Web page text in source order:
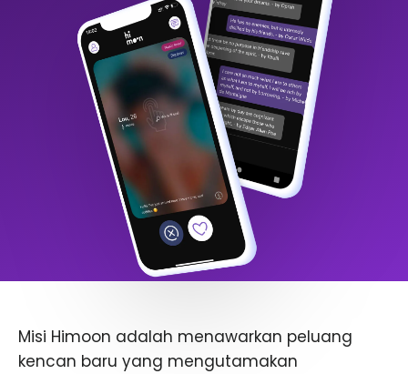
Misi Himoon adalah menawarkan peluang
kencan baru yang mengutamakan